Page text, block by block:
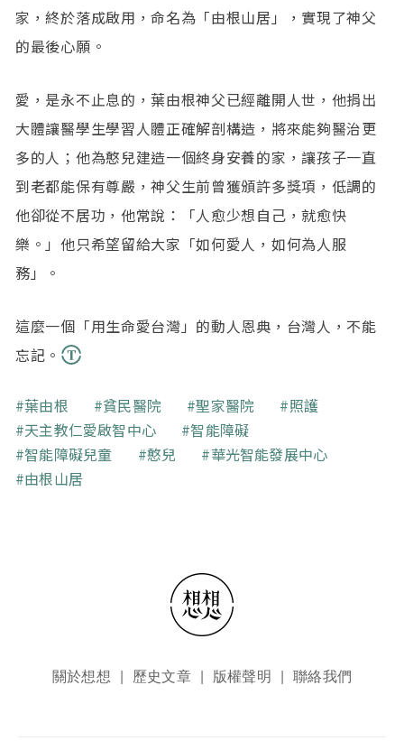
家，終於落成啟用，命名為「由根山居」，實現了神父
的最後心願。
愛，是永不止息的，葉由根神父已經離開人世，他捐出
大體讓醫學生學習人體正確解剖構造，將來能夠醫治更
多的人；他為憨兒建造一個終身安養的家，讓孩子一直
到老都能保有尊嚴，神父生前曾獲頒許多獎項，低調的
他卻從不居功，他常說：「人愈少想自己，就愈快
樂。」他只希望留給大家「如何愛人，如何為人服
務」。
這麼一個「用生命愛台灣」的動人恩典，台灣人，不能
忘記。
關鍵字
葉由根 貧民醫院 聖家醫院
照護
天主教仁愛啟智中心
智能障礙
智能障礙兒童
憨兒
華光智能發展中心
由根山居
頁尾選單關於想想 歷史文章 版權聲明 聯絡我們